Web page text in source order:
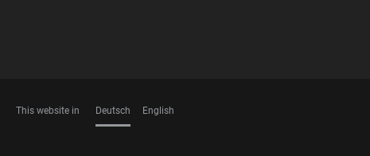
This website in Deutsch English